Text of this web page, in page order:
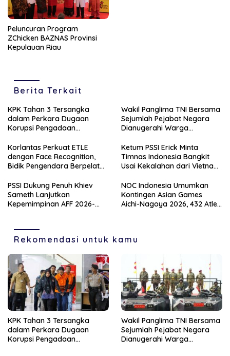
Peluncuran Program
ZChicken BAZNAS Provinsi
Kepulauan Riau
Berita Terkait
KPK Tahan 3 Tersangka
dalam Perkara Dugaan
Korupsi Pengadaan
Tahun 2018-2023
Wakil Panglima TNI Bersama
Sejumlah Pejabat Negara
Dianugerahi Warga
Korps Marinir
Korlantas Perkuat ETLE
dengan Face Recognition,
Bidik Pengendara Berpelat
Ketum PSSI Erick Minta
Timnas Indonesia Bangkit
Usai Kekalahan dari Vietnam
PSSI Dukung Penuh Khiev
Sameth Lanjutkan
Kepemimpinan AFF 2026-
NOC Indonesia Umumkan
Kontingen Asian Games
Aichi-Nagoya 2026, 432 Atlet
Rekomendasi untuk kamu
KPK Tahan 3 Tersangka
dalam Perkara Dugaan
Korupsi Pengadaan
Wakil Panglima TNI Bersama
Sejumlah Pejabat Negara
Dianugerahi Warga